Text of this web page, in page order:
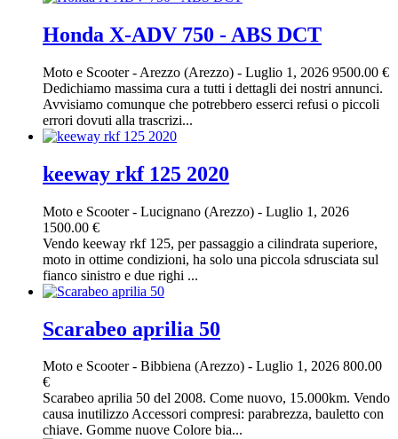
Honda X-ADV 750 - ABS DCT
Moto e Scooter- Arezzo (Arezzo) - Luglio 1, 2026 9500.00 €
Dedichiamo massima cura a tutti i dettagli dei nostri annunci.
Avvisiamo comunque che potrebbero esserci refusi o piccoli
errori dovuti alla trascrizi...
keeway rkf 125 2020
Moto e Scooter- Lucignano (Arezzo) - Luglio 1, 2026
1500.00 €
Vendo keeway rkf 125, per passaggio a cilindrata superiore,
moto in ottime condizioni, ha solo una piccola sdrusciata sul
fianco sinistro e due righi ...
Scarabeo aprilia 50
Moto e Scooter- Bibbiena (Arezzo) - Luglio 1, 2026 800.00
€
Scarabeo aprilia 50 del 2008. Come nuovo, 15.000km. Vendo
causa inutilizzo Accessori compresi: parabrezza, bauletto con
chiave. Gomme nuove Colore bia...